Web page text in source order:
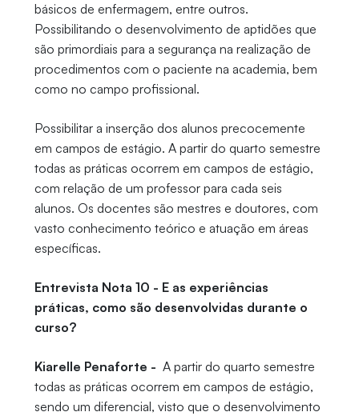
básicos de enfermagem, entre outros.
Possibilitando o desenvolvimento de aptidões que
são primordiais para a segurança na realização de
procedimentos com o paciente na academia, bem
como no campo profissional.
Possibilitar a inserção dos alunos precocemente
em campos de estágio. A partir do quarto semestre
todas as práticas ocorrem em campos de estágio,
com relação de um professor para cada seis
alunos. Os docentes são mestres e doutores, com
vasto conhecimento teórico e atuação em áreas
específicas.
Entrevista Nota 10 - E as experiências
práticas, como são desenvolvidas durante o
curso?
Kiarelle Penaforte - A partir do quarto semestre
todas as práticas ocorrem em campos de estágio,
sendo um diferencial, visto que o desenvolvimento